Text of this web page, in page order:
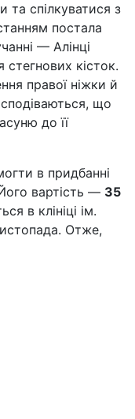
та спілкуватися з
постала
— Алінці
стегнових кісток.
правої ніжки й
що
до її
в придбанні
вартість — 35
в клініці ім.
Отже,